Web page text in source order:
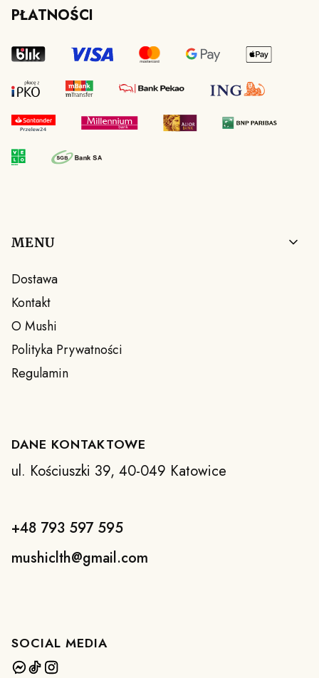
PŁATNOŚCI
Linki w stopce
MENU
Dostawa
Kontakt
O Mushi
Polityka Prywatności
Regulamin
DANE KONTAKTOWE
ul. Kościuszki 39, 40-049 Katowice
+48 793 597 595
mushiclth@gmail.com
SOCIAL MEDIA